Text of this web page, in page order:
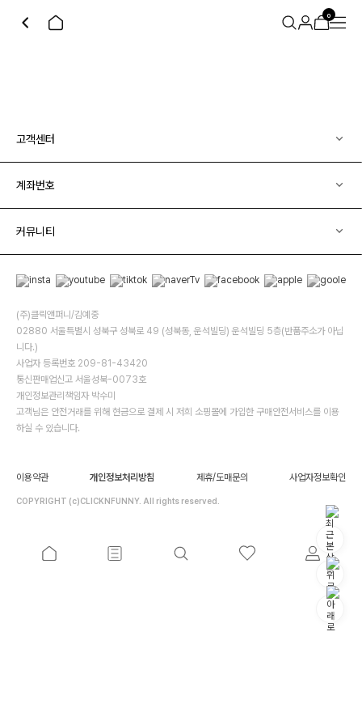
0
고객센터
계좌번호
커뮤니티
(주)클릭앤퍼니/김예중
02880 서울특별시 성북구 성북로 49 (성북동, 운석빌딩) 운석빌딩 5층(반품주소가 아닙
니다.)
사업자 등록번호 209-81-43420
통신판매업신고 서울성북-0073호
개인정보관리책임자 박수미
고객님은 안전거래를 위해 현금으로 결제 시 저희 소핑몰에 가입한 구매안전서비스를 이용
하실 수 있습니다.
이용약관 개인정보처리방침 제휴/도매문의 사업자정보확인
COPYRIGHT (c)CLICKNFUNNY. All rights reserved.